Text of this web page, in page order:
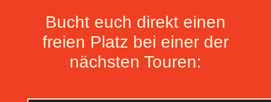
Bucht euch direkt einen
freien Platz bei einer der
nächsten Touren: